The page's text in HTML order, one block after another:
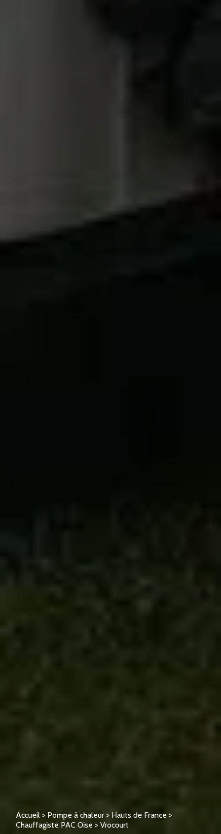
Accueil > Pompe à chaleur > Hauts de France >
Chauffagiste PAC Oise > Vrocourt